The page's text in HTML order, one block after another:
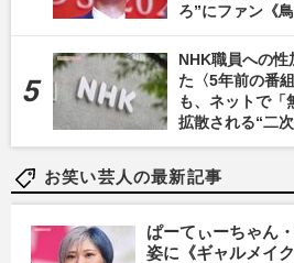
ろ”にファン《
NHK職員への性
た〈5年前の番
も、ネットで「
拡散される“二
お笑い芸人の最新記事
ぱーてぃーちゃん
姿に《ギャルメイ